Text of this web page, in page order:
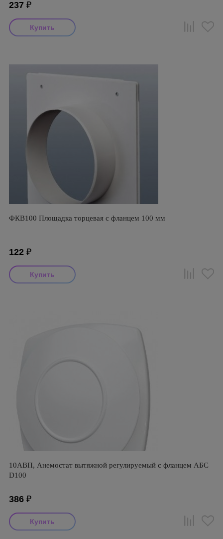
237 ₽
ФКВ100 Площадка торцевая с фланцем 100 мм
122 ₽
10АВП, Анемостат вытяжной регулируемый с фланцем АБС
D100
386 ₽